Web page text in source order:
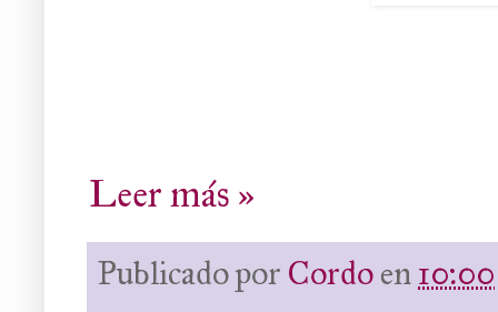
Leer más »
Publicado por Cordoen10:00